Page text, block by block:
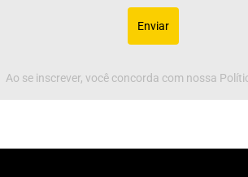
Enviar
Ao se inscrever, você concorda com nossa